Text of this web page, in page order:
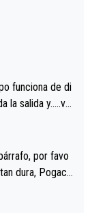
funciona de di
la salida y…..ve
tan
por favo
dura, Pogaca
la forma en l